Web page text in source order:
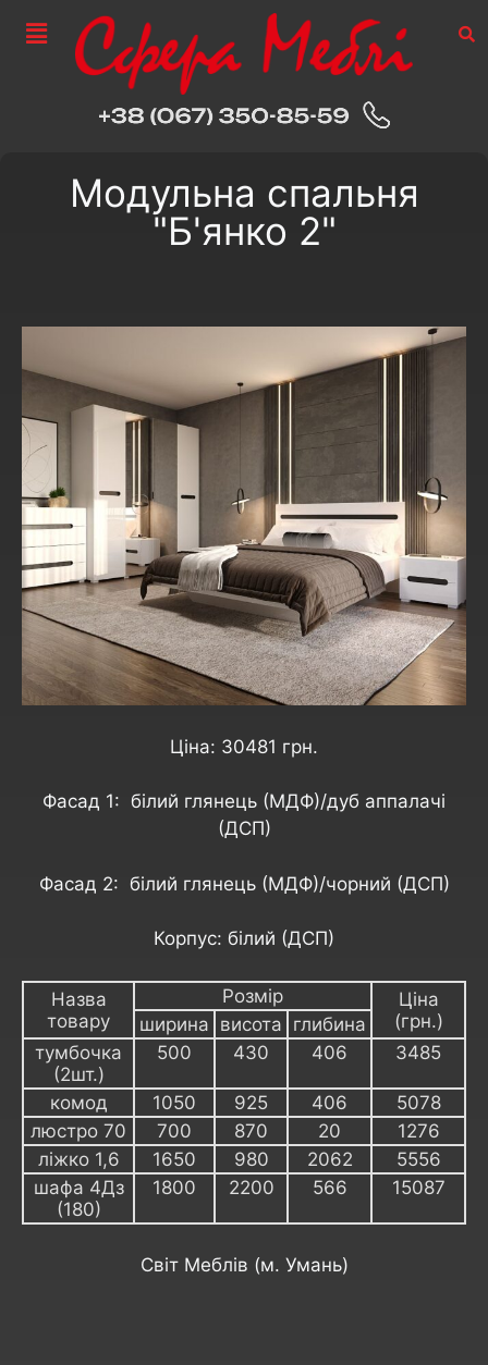
Модульна спальня
"Б'янко 2"
Ціна: 30481 грн.
Фасад 1: білий глянець (МДФ)/дуб аппалачі
(ДСП)
Фасад 2: білий глянець (МДФ)/чорний (ДСП)
Корпус: білий (ДСП)
Назва
товару
Розмір
Ціна
(грн.)
ширина висота глибина
тумбочка
(2шт.)
500 430 406 3485
комод 1050 925 406
5078
люстро 70
700 870 20
1276
ліжко 1,6
1650 980 2062
5556
шафа 4Дз
(180)
1800 2200 566 15087
Світ Меблів (м. Умань)